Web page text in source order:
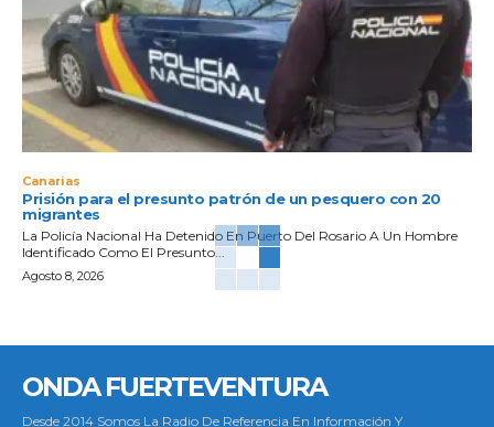
Canarias
Prisión para el presunto patrón de un pesquero con 20
migrantes
La Policía Nacional Ha Detenido En Puerto Del Rosario A Un Hombre
Identificado Como El Presunto...
Agosto 8, 2026
ONDA FUERTEVENTURA
Desde 2014 Somos La Radio De Referencia En Información Y